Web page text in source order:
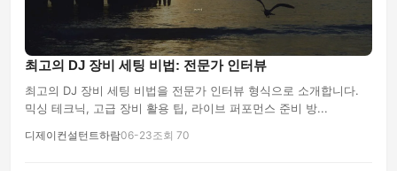
최고의 DJ 장비 세팅 비법: 전문가 인터뷰
최고의 DJ 장비 세팅 비법을 전문가 인터뷰 형식으로 소개합니다.
믹싱 테크닉, 고급 장비 활용 팁, 라이브 퍼포먼스 준비 방...
디제이컨설턴트하람06-23조회 70